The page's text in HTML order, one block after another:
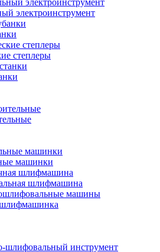
электроинструмент
степлеры
машинки
шлифмашина
шлифмашина
машины